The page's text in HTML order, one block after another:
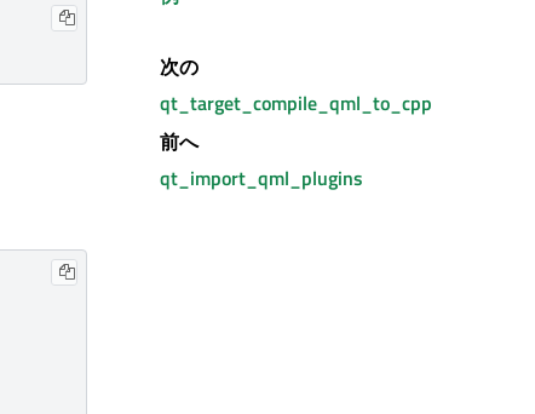
次の
qt_target_compile_qml_to_cpp
前へ
qt_import_qml_plugins